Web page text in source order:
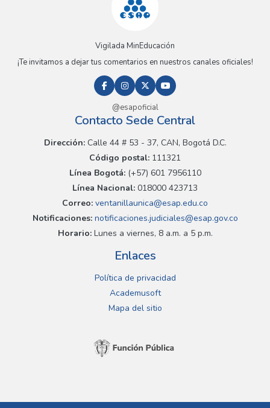
Vigilada MinEducación
¡Te invitamos a dejar tus comentarios en nuestros canales oficiales!
@esapoficial
Contacto Sede Central
Dirección:Calle 44 # 53 - 37, CAN, Bogotá D.C.
Código postal: 111321
Línea Bogotá:(+57) 601 7956110
Línea Nacional: 018000 423713
Correo: ventanillaunica@esap.edu.co
Notificaciones:notificaciones.judiciales@esap.gov.co
Horario:Lunes a viernes, 8 a.m. a 5 p.m.
Enlaces
Política de privacidad
Academusoft
Mapa del sitio